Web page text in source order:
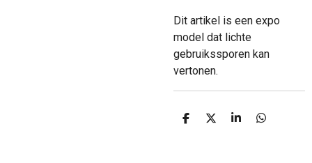
Dit artikel is een expo
model dat lichte
gebruikssporen kan
vertonen.
D
D
S
D